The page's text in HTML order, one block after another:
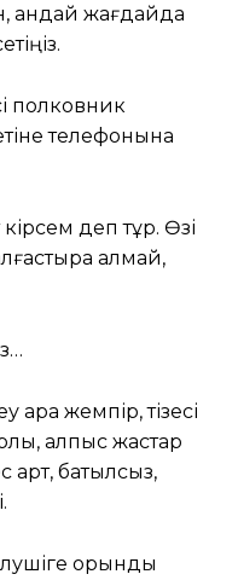
қандай жағдайда
полковник
телефонына
деп тұр. Өзі
алмай,
жемпір, тізесі
алпыс жастар
батылсыз,
орындық